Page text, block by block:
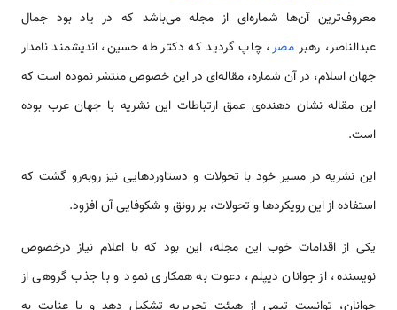
معروف‌ترین آن‌ها شماره‌ای از مجله می‌باشد که در یاد بود جمال
عبدالناصر، رهبر مصر، چاپ گردید که دکتر طه حسین، اندیشمند نامدار
جهان اسلام، در آن شماره، مقاله‌ای در این خصوص منتشر نموده است که
این مقاله نشان دهنده‌ی عمق ارتباطات این نشریه‌ با جهان عرب بوده
است.
این نشریه در مسیر خود با تحولات و دستاوردهایی نیز روبه‌رو گشت که
استفاده از این رویکردها و تحولات، بر رونق و شكوفایی آن افزود.
یکی از اقدامات خوب این مجله، این بود که با اعلام نیاز درخصوص
نویسنده، از جوانان دیپلم، دعوت به همکاری نمود و با جذب گروهی از
جوانان، توانست تیمی‌ از هیئت تحریریه تشکیل دهد و با عنایت به